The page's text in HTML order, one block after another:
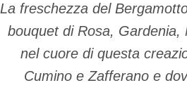
La freschezza del
bouquet di Rosa, Gardenia,
nel cuore di questa
Cumino e Zafferano e